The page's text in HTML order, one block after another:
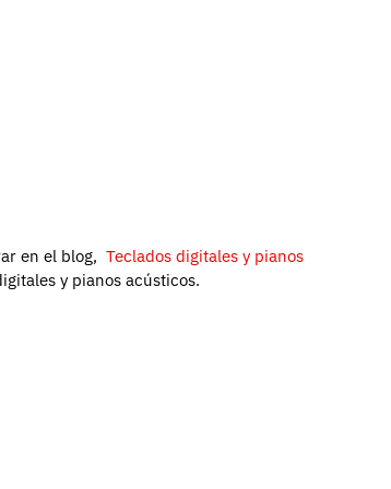
en el blog, Teclados digitales y pianos
y pianos acústicos.